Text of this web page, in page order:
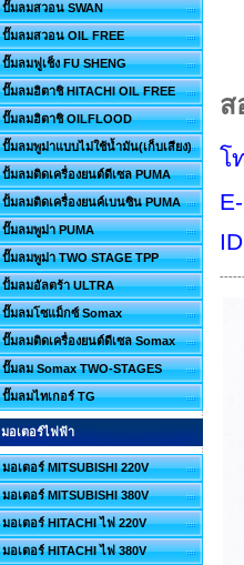
ปั๊มลมสวอน SWAN
ปั๊มลมสวอน OIL FREE
ปั๊มลมฟูเช็ง FU SHENG
ปั๊มลมฮิตาชิ HITACHI OIL FREE
ปั๊มลมฮิตาชิ OILFLOOD
ปั๊มลมพูม่าแบบไม่ใช้น้ำมัน(เก็บเสียง)
ปั้มลมติดเครื่องยนต์ดีเซล PUMA
ปั้มลมติดเครื่องยนค์เบนซิน PUMA
ปั๊มลมพูม่า PUMA
ปั๊มลมพูม่า TWO STAGE TPP
ปั้มลมอัลตร้า ULTRA
ปั๊มลมโซแม็กซ์ Somax
ปั๊มลมติดเครื่องยนต์ดีเซล Somax
ปั๊มลม Somax TWO-STAGES
ปั๊มลมไทเกอร์ TG
มอเตอร์ไฟฟ้า
มอเตอร์ MITSUBISHI 220V
มอเตอร์ MITSUBISHI 380V
มอเตอร์ HITACHI ไฟ 220V
มอเตอร์ HITACHI ไฟ 380V
ส
โ